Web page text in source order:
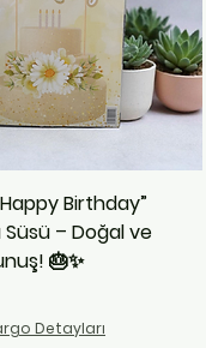
Birthday”
– Doğal ve
🎂✨
Detayları